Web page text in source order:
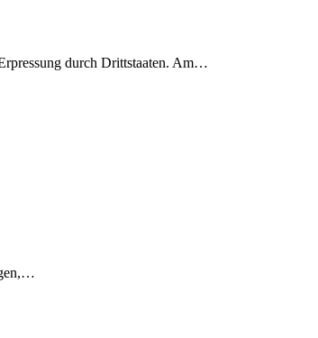
durch Drittstaaten. Am…